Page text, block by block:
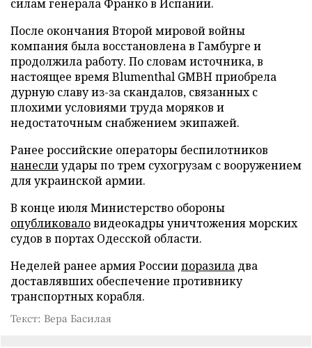
силам генерала Франко в Испании.
После окончания Второй мировой войны
компания была восстановлена в Гамбурге и
продолжила работу. По словам источника, в
настоящее время Blumenthal GMBH приобрела
дурную славу из-за скандалов, связанных с
плохими условиями труда моряков и
недостаточным снабжением экипажей.
Ранее российские операторы беспилотников
нанеслиудары по трем сухогрузам с вооружением
для украинской армии.
В конце июля Министерство обороны
опубликоваловидеокадры уничтожения морских
судов в портах Одесской области.
Неделей ранее армия Россиипоразила два
доставлявших обеспечение противнику
транспортных корабля.
Текст: Вера Басилая